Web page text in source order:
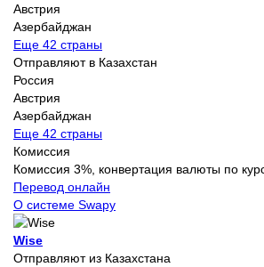
Австрия
Азербайджан
Еще 42 страны
Отправляют в Казахстан
Россия
Австрия
Азербайджан
Еще 42 страны
Комиссия
Комиссия 3%, конвертация валюты по
Перевод онлайн
О системе Swapy
Wise
Отправляют из Казахстана